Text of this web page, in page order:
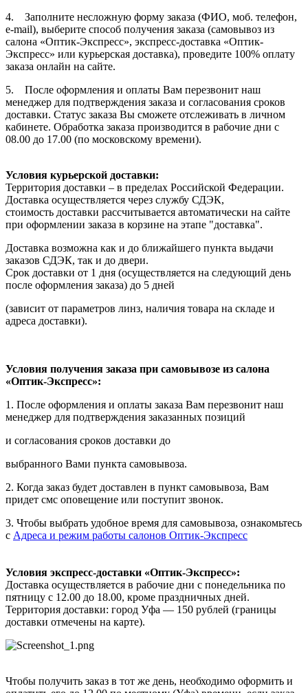
4. Заполните несложную форму заказа (ФИО, моб. телефон,
e-mail), выберите способ получения заказа (самовывоз из
салона «Оптик-Экспресс», экспресс-доставка «Оптик-
Экспресс» или курьерская доставка), проведите 100% оплату
заказа онлайн на сайте.
5. После оформления и оплаты Вам перезвонит наш
менеджер для подтверждения заказа и согласования сроков
доставки. Статус заказа Вы сможете отслеживать в личном
кабинете. Обработка заказа производится в рабочие дни с
08.00 до 17.00 (по московскому времени).
Условия курьерской доставки:
Территория доставки – в пределах Российской Федерации.
Доставка осуществляется через службу СДЭК,
стоимость доставки рассчитывается автоматически на сайте
при оформлении заказа в корзине на этапе "доставка".
Доставка возможна как и до ближайшего пункта выдачи
заказов СДЭК, так и до двери.
Срок доставки от 1 дня (осуществляется на следующий день
после оформления заказа) до 5 дней
(зависит от параметров линз, наличия товара на складе и
адреса доставки).
Условия получения заказа при самовывозе из салона
«Оптик-Экспресс»:
1. После оформления и оплаты заказа Вам перезвонит наш
менеджер для подтверждения заказанных позиций
и согласования сроков доставки до
выбранного Вами пункта самовывоза.
2. Когда заказ будет доставлен в пункт самовывоза, Вам
придет смс оповещение или поступит звонок.
3. Чтобы выбрать удобное время для самовывоза, ознакомьтесь
с Адреса и режим работы салонов Оптик-Экспресс
Условия экспресс-доставки «Оптик-Экспресс»:
Доставка осуществляется в рабочие дни с понедельника по
пятницу с 12.00 до 18.00, кроме праздничных дней.
Территория доставки: город Уфа — 150 рублей (границы
доставки отмечены на карте).
Чтобы получить заказ в тот же день, необходимо оформить и